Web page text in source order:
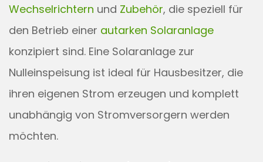
Wechselrichtern und Zubehör, die speziell für
den Betrieb einer autarken Solaranlage
konzipiert sind. Eine Solaranlage zur
Nulleinspeisung ist ideal für Hausbesitzer, die
ihren eigenen Strom erzeugen und komplett
unabhängig von Stromversorgern werden
möchten.